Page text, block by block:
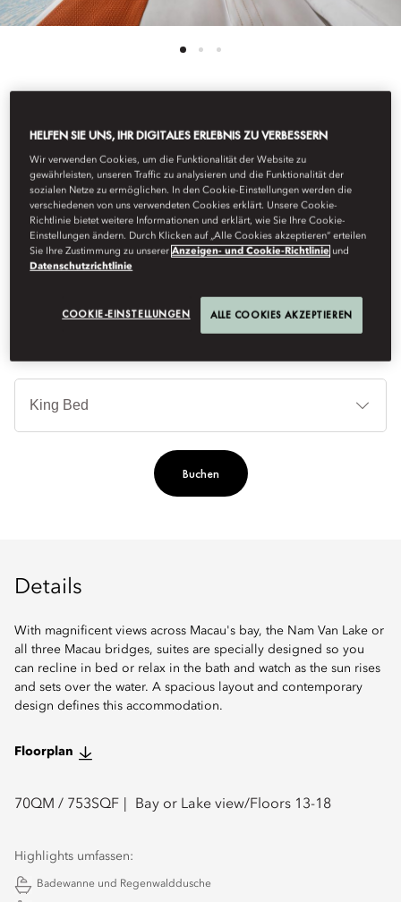
See All Rooms
WATERFRONT SUITE
These sumptuous suites are located on the ‘prow’ of the hotel.
The suite includes a large bedroom, separate sitting room, walk-
in wardrobe and powder room. The bathroom is equipped with
Buchen
Details
With magnificent views across Macau's bay, the Nam Van Lake or
all three Macau bridges, suites are specially designed so you
can recline in bed or relax in the bath and watch as the sun rises
and sets over the water. A spacious layout and contemporary
design defines this accommodation.
Floorplan
70QM / 753SQF Bay or Lake view/Floors 13-18
Highlights umfassen:
Badewanne und Regenwalddusche
HELFEN SIE UNS, IHR DIGITALES ERLEBNIS ZU VERBESSERN
Wir verwenden Cookies, um die Funktionalität der Website zu
gewährleisten, unseren Traffic zu analysieren und die Funktionalität der
sozialen Netze zu ermöglichen. In den Cookie-Einstellungen werden die
verschiedenen von uns verwendeten Cookies erklärt. Unsere Cookie-
Richtlinie bietet weitere Informationen und erklärt, wie Sie Ihre Cookie-
Einstellungen ändern. Durch Klicken auf „Alle Cookies akzeptieren“ erteilen
Sie Ihre Zustimmung zu unsererAnzeigen- und Cookie-Richtlinie und
Datenschutzrichtlinie
COOKIE-EINSTELLUNGEN ALLE COOKIES AKZEPTIEREN